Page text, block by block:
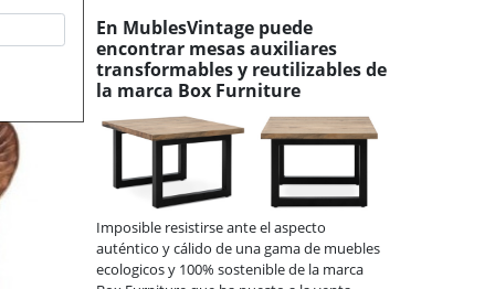
En MublesVintage puede
encontrar mesas auxiliares
transformables y reutilizables de
la marca Box Furniture
Imposible resistirse ante el aspecto
auténtico y cálido de una gama de muebles
ecologicos y 100% sostenible de la marca